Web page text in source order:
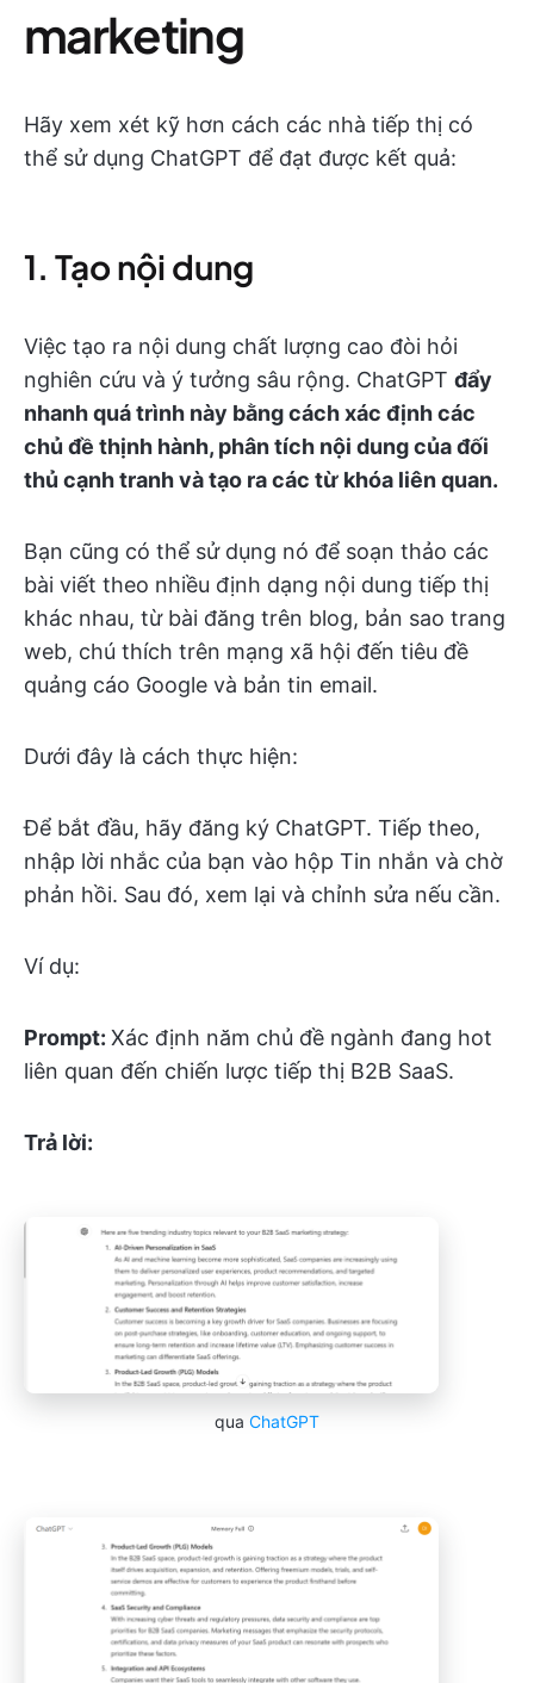
marketing
Hãy xem xét kỹ hơn cách các nhà tiếp thị có
thể sử dụng ChatGPT để đạt được kết quả:
1. Tạo nội dung
Việc tạo ra nội dung chất lượng cao đòi hỏi
nghiên cứu và ý tưởng sâu rộng. ChatGPT đẩy
nhanh quá trình này bằng cách xác định các
chủ đề thịnh hành, phân tích nội dung của đối
thủ cạnh tranh và tạo ra các từ khóa liên quan.
Bạn cũng có thể sử dụng nó để soạn thảo các
bài viết theo nhiều định dạng nội dung tiếp thị
khác nhau, từ bài đăng trên blog, bản sao trang
web, chú thích trên mạng xã hội đến tiêu đề
quảng cáo Google và bản tin email.
Dưới đây là cách thực hiện:
Để bắt đầu, hãy đăng ký ChatGPT. Tiếp theo,
nhập lời nhắc của bạn vào hộp Tin nhắn và chờ
phản hồi. Sau đó, xem lại và chỉnh sửa nếu cần.
Ví dụ:
Prompt: Xác định năm chủ đề ngành đang hot
liên quan đến chiến lược tiếp thị B2B SaaS.
Trả lời:
qua ChatGPT